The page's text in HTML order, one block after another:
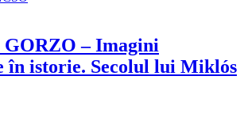
– Imagini
în istorie. Secolul lui Miklós